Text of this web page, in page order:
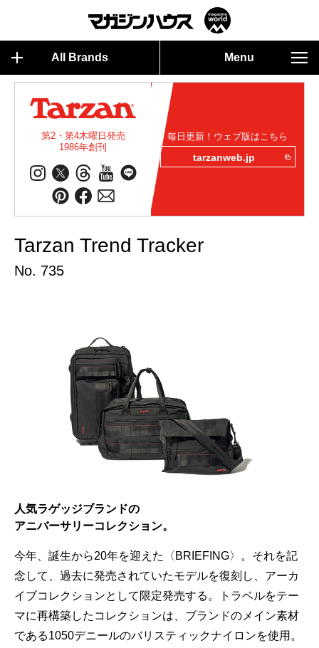
All Brands Menu
第2・第4木曜日発売
1986年創刊
毎日更新！ウェブ版はこちら
tarzanweb.jp
Tarzan Trend Tracker
No. 735
人気ラゲッジブランドの
アニバーサリーコレクション。
今年、誕生から20年を迎えた〈BRIEFING〉。それを記
念して、過去に発売されていたモデルを復刻し、アーカ
イブコレクションとして限定発売する。トラベルをテー
マに再構築したコレクションは、ブランドのメイン素材
である1050デニールのバリスティックナイロンを使用。